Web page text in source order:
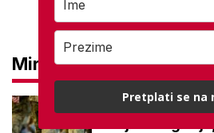
Mirovine
Mirovine
Pretplati se na